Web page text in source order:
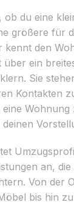
ob du eine
größere für
kennt den
ein
Sie
Kontakten
Wohnung
an,
Von der
bis hin